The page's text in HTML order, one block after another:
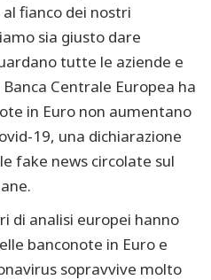
fianco dei nostri
sia giusto dare
tutte le aziende e
Centrale Europea ha
in Euro non aumentano
19, una dichiarazione
fake news circolate sul
di analisi europei hanno
banconote in Euro e
sopravvive molto